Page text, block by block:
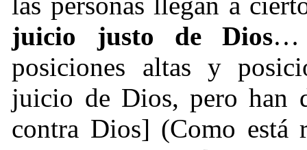
juicio justo de Dios…
posiciones altas y
juicio de Dios, pero han
contra Dios] (Como está